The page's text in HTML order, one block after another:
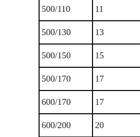
500/110 11
500/130 13
500/150 15
500/170 17
600/170 17
600/200 20